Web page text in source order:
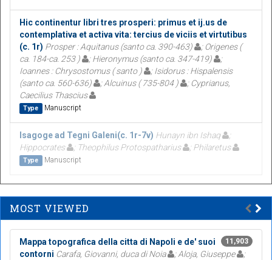
Hic continentur libri tres prosperi: primus et ij.us de
contemplativa et activa vita: tercius de viciis et virtutibus
(c. 1r) Prosper : Aquitanus (santo ca. 390-463)
; Origenes (
ca. 184-ca. 253 )
; Hieronymus (santo ca. 347-419)
;
Ioannes : Chrysostomus ( santo )
; Isidorus : Hispalensis
(santo ca. 560-636)
; Alcuinus ( 735-804 )
; Cyprianus,
Caecilius Thascius
Type Manuscript
Isagoge ad Tegni Galeni(c. 1r-7v) Hunayn ibn Ishaq
Hippocrates
; Theophilus Protospatharius ; Philaretus
Type Manuscript
MOST VIEWED
11,903
Mappa topografica della citta di Napoli e de' suoi
contorni Carafa, Giovanni, duca di Noia ; Aloja, Giuseppe
;